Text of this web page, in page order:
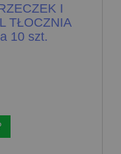
I
TŁOCZNIA
10 szt.